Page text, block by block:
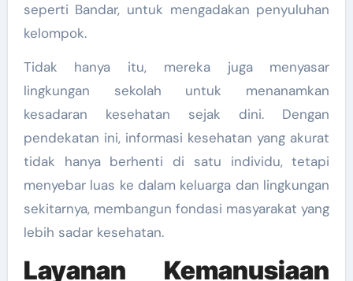
seperti Bandar, untuk mengadakan penyuluhan
kelompok.
Tidak hanya itu, mereka juga menyasar
lingkungan sekolah untuk menanamkan
kesadaran kesehatan sejak dini. Dengan
pendekatan ini, informasi kesehatan yang akurat
tidak hanya berhenti di satu individu, tetapi
menyebar luas ke dalam keluarga dan lingkungan
sekitarnya, membangun fondasi masyarakat yang
lebih sadar kesehatan.
Layanan Kemanusiaan